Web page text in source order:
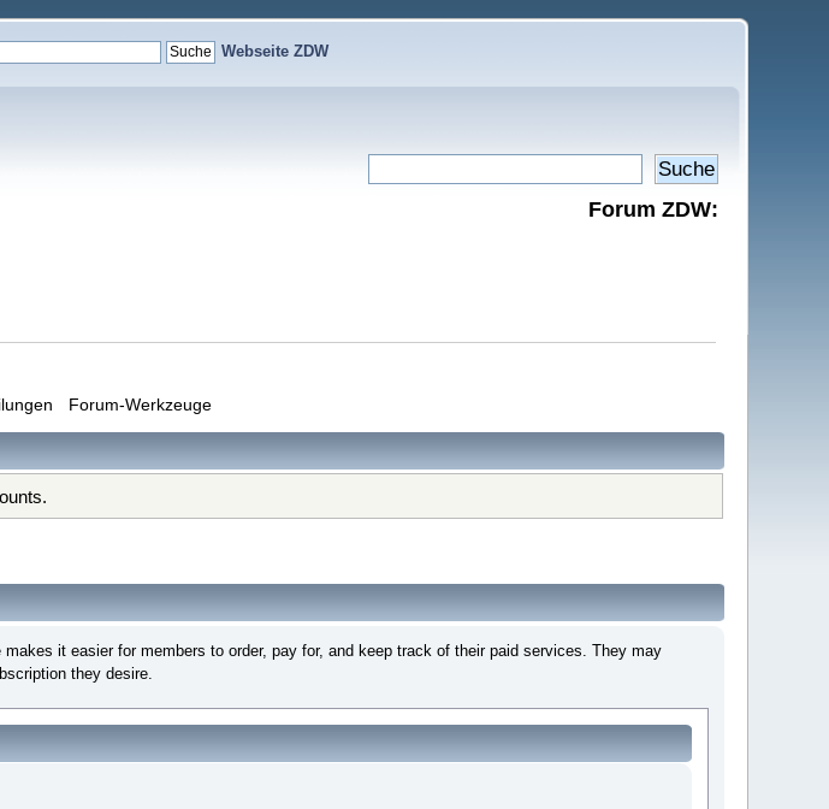
Webseite ZDW
Forum ZDW:
Forum-Werkzeuge
it easier for members to order, pay for, and keep track of their paid services. They may
they desire.